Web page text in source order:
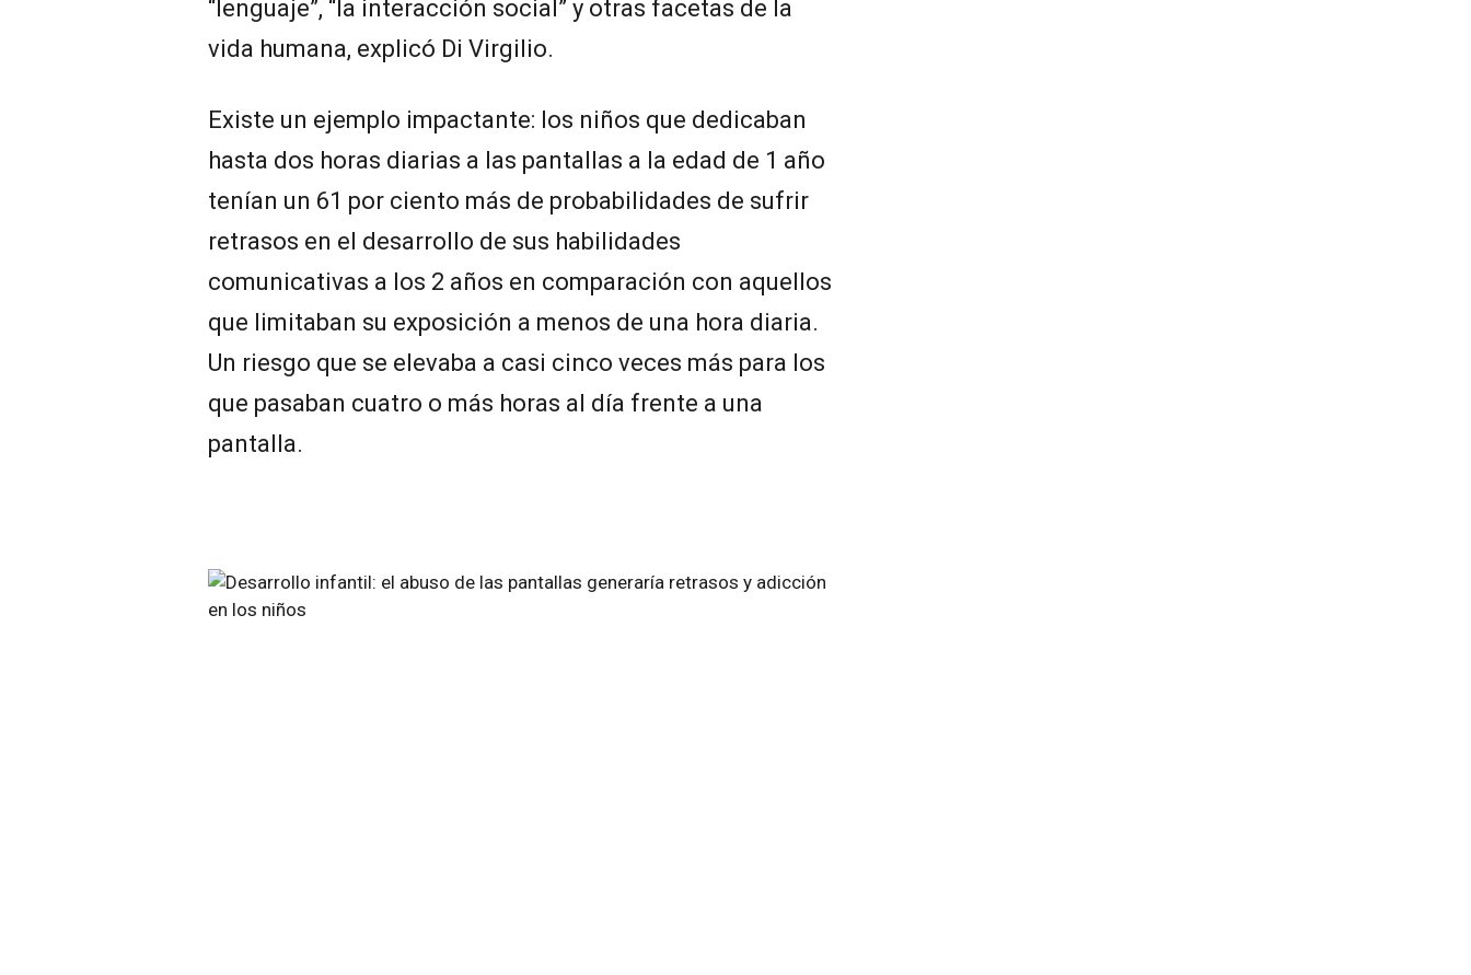
“lenguaje”, “la interacción social” y otras facetas de la
vida humana, explicó Di Virgilio.
Existe un ejemplo impactante: los niños que dedicaban
hasta dos horas diarias a las pantallas a la edad de 1 año
tenían un 61 por ciento más de probabilidades de sufrir
retrasos en el desarrollo de sus habilidades
comunicativas a los 2 años en comparación con aquellos
que limitaban su exposición a menos de una hora diaria.
Un riesgo que se elevaba a casi cinco veces más para los
que pasaban cuatro o más horas al día frente a una
pantalla.